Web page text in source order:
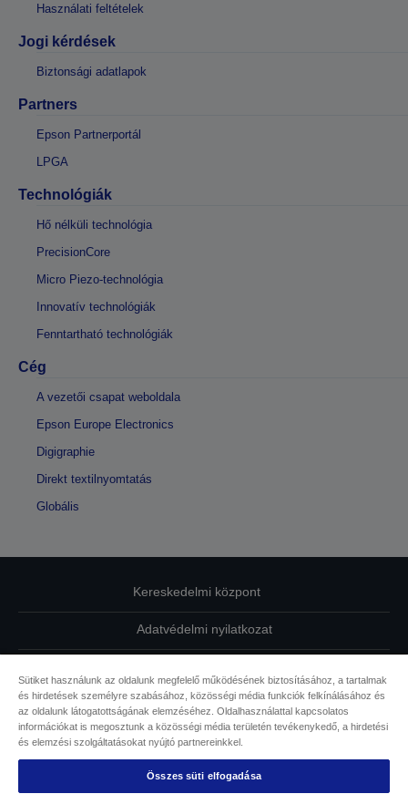
Használati feltételek
Jogi kérdések
Biztonsági adatlapok
Partners
Epson Partnerportál
LPGA
Technológiák
Hő nélküli technológia
PrecisionCore
Micro Piezo-technológia
Innovatív technológiák
Fenntartható technológiák
Cég
A vezetői csapat weboldala
Epson Europe Electronics
Digigraphie
Direkt textilnyomtatás
Globális
Kereskedelmi központ
Adatvédelmi nyilatkozat
Kapcsolatfelvétel
Sütikkel kapcsolatos információk
Az Epson elkötelezettsége az akadálymentesség mellett
Sütiket használunk az oldalunk megfelelő működésének biztosításához, a tartalmak
és hirdetések személyre szabásához, közösségi média funkciók felkínálásához és
az oldalunk látogatottságának elemzéséhez. Oldalhasználattal kapcsolatos
információkat is megosztunk a közösségi média területén tevékenykedő, a hirdetési
és elemzési szolgáltatásokat nyújtó partnereinkkel.
Összes süti elfogadása